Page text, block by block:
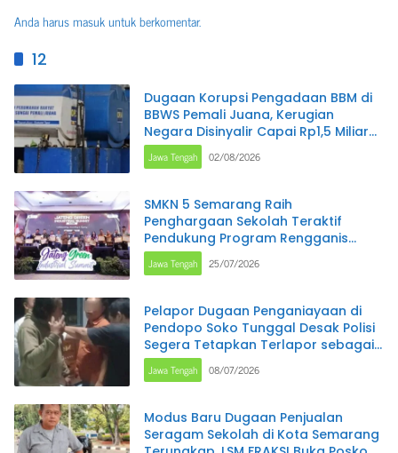
Anda harusmasukuntuk berkomentar.
12
Dugaan Korupsi Pengadaan BBM di
BBWS Pemali Juana, Kerugian
Negara Disinyalir Capai Rp1,5 Miliar
per Bulan
Jawa Tengah 02/08/2026
SMKN 5 Semarang Raih
Penghargaan Sekolah Teraktif
Pendukung Program Rengganis
Mengajar pada Jateng Green
Industry Summit 2026
Jawa Tengah 25/07/2026
Pelapor Dugaan Penganiayaan di
Pendopo Soko Tunggal Desak Polisi
Segera Tetapkan Terlapor sebagai
Tersangka
Jawa Tengah 08/07/2026
Modus Baru Dugaan Penjualan
Seragam Sekolah di Kota Semarang